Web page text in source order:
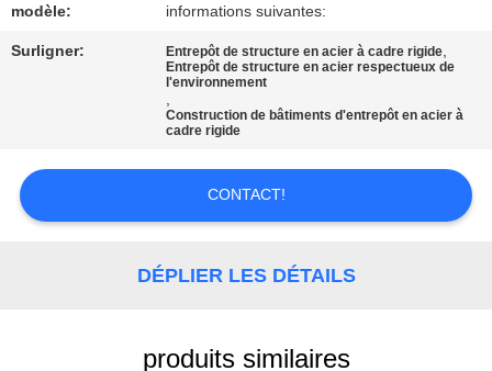
DE
L'USINE
CONTRÔLE
NOUS
CONTACTER
modèle:
informations suivantes:
Surligner: Entrepôt de structure en acier à cadre rigide,
Entrepôt de structure en acier respectueux de
l'environnement
,
Construction de bâtiments d'entrepôt en acier à
cadre rigide
CONTACT!
DÉPLIER LES DÉTAILS
produits similaires